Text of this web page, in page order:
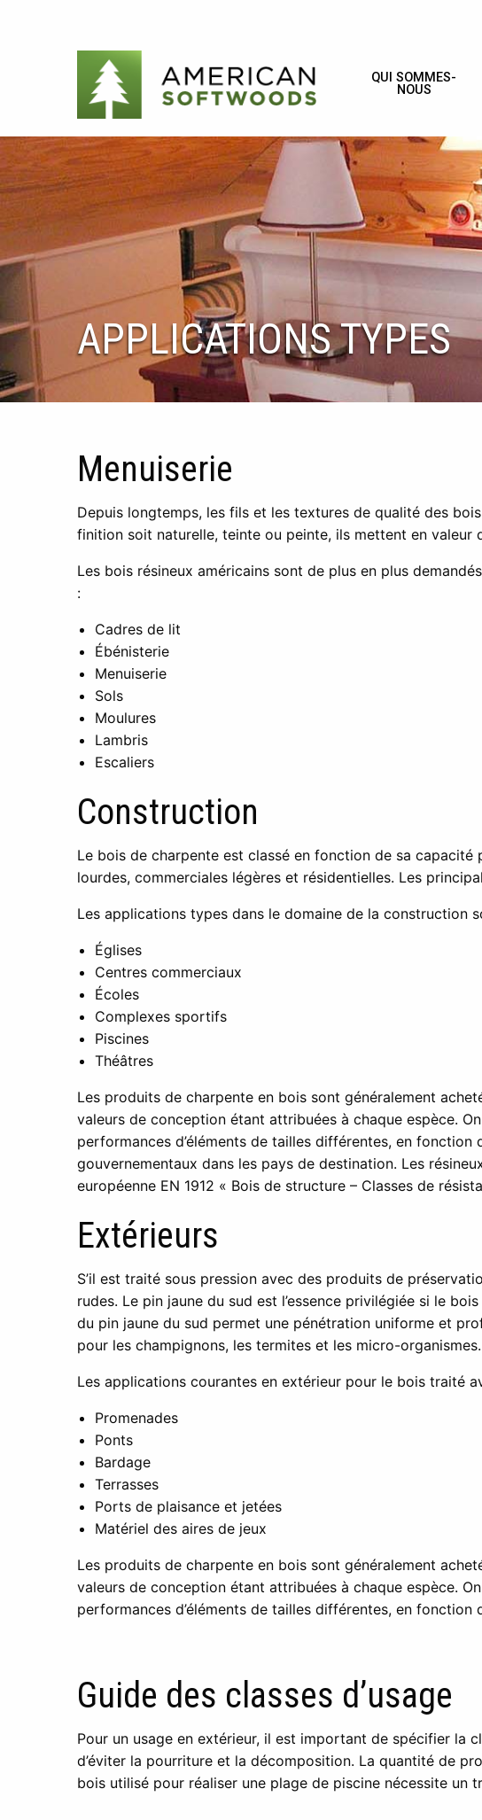
QUI SOMMES-
NOUS
APPLICATIONS TYPES
Menuiserie
Depuis longtemps, les fils et les textures de qualité des
finition soit naturelle, teinte ou peinte, ils mettent en valeur
Les bois résineux américains sont de plus en plus
:
Cadres de lit
Ébénisterie
Menuiserie
Sols
Moulures
Lambris
Escaliers
Construction
Le bois de charpente est classé en fonction de sa
lourdes, commerciales légères et résidentielles. Les
Les applications types dans le domaine de la construction
Églises
Centres commerciaux
Écoles
Complexes sportifs
Piscines
Théâtres
Les produits de charpente en bois sont généralement
valeurs de conception étant attribuées à chaque espèce.
performances d’éléments de tailles différentes, en
gouvernementaux dans les pays de destination. Les
européenne EN 1912 « Bois de structure – Classes de
Extérieurs
S’il est traité sous pression avec des produits de
rudes. Le pin jaune du sud est l’essence privilégiée si le
du pin jaune du sud permet une pénétration uniforme et
pour les champignons, les termites et les micro-organismes.
Les applications courantes en extérieur pour le bois traité
Promenades
Ponts
Bardage
Terrasses
Ports de plaisance et jetées
Matériel des aires de jeux
Les produits de charpente en bois sont généralement
valeurs de conception étant attribuées à chaque espèce.
performances d’éléments de tailles différentes, en
Guide des classes d’usage
Pour un usage en extérieur, il est important de spécifier la
d’éviter la pourriture et la décomposition. La quantité de
bois utilisé pour réaliser une plage de piscine nécessite